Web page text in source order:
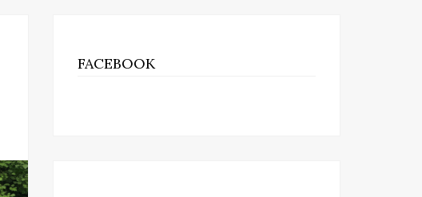
FACEBOOK